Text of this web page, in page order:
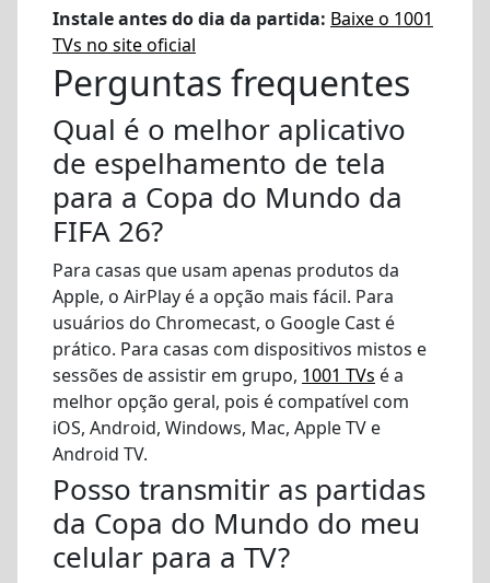
Instale antes do dia da partida: Baixe o 1001
TVs no site oficial
Perguntas frequentes
Qual é o melhor aplicativo
de espelhamento de tela
para a Copa do Mundo da
FIFA 26?
Para casas que usam apenas produtos da
Apple, o AirPlay é a opção mais fácil. Para
usuários do Chromecast, o Google Cast é
prático. Para casas com dispositivos mistos e
sessões de assistir em grupo, 1001 TVs é a
melhor opção geral, pois é compatível com
iOS, Android, Windows, Mac, Apple TV e
Android TV.
Posso transmitir as partidas
da Copa do Mundo do meu
celular para a TV?